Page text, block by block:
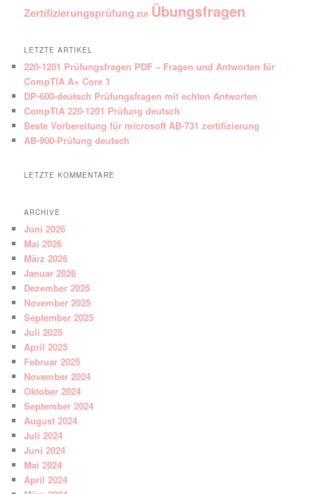
Zertifizierungsprüfung zur Übungsfragen
LETZTE ARTIKEL
220-1201 Prüfungsfragen PDF – Fragen und Antworten für
CompTIA A+ Core 1
DP-600-deutsch Prüfungsfragen mit echten Antworten
CompTIA 220-1201 Prüfung deutsch
Beste Vorbereitung für microsoft AB-731 zertifizierung
AB-900-Prüfung deutsch
LETZTE KOMMENTARE
ARCHIVE
Juni 2026
Mai 2026
März 2026
Januar 2026
Dezember 2025
November 2025
September 2025
Juli 2025
April 2025
Februar 2025
November 2024
Oktober 2024
September 2024
August 2024
Juli 2024
Juni 2024
Mai 2024
April 2024